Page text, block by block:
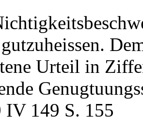
Urteil in
IV 149 S. 155